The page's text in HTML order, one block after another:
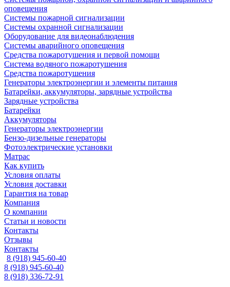
оповещения
Системы пожарной сигнализации
Системы охранной сигнализации
Оборудование для видеонаблюдения
Системы аварийного оповещения
Средства пожаротушения и первой помощи
Система водяного пожаротушения
Средства пожаротушения
Генераторы электроэнергии и элементы питания
Батарейки, аккумуляторы, зарядные устройства
Зарядные устройства
Батарейки
Аккумуляторы
Генераторы электроэнергии
Бензо-дизельные генераторы
Фотоэлектрические установки
Матрас
Как купить
Условия оплаты
Условия доставки
Гарантия на товар
Компания
О компании
Статьи и новости
Контакты
Отзывы
Контакты
8 (918) 945-60-40
8 (918) 945-60-40
8 (918) 336-72-91